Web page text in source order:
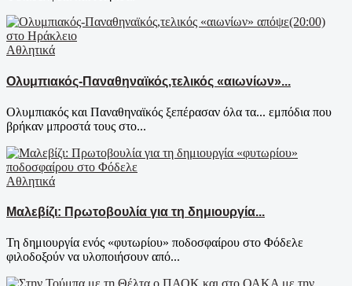
Αθλητικά
Ολυμπιακός-Παναθηναϊκός,τελικός «αιωνίων»...
Ολυμπιακός και Παναθηναϊκός ξεπέρασαν όλα τα... εμπόδια που
βρήκαν μπροστά τους στο...
Αθλητικά
Μαλεβίζι: Πρωτοβουλία για τη δημιουργία...
Τη δημιουργία ενός «φυτωρίου» ποδοσφαίρου στο Φόδελε
φιλοδοξούν να υλοποιήσουν από...